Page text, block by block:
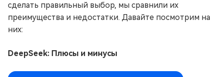
сделать правильный выбор, мы сравнили их
преимущества и недостатки. Давайте посмотрим на
них:
DeepSeek: Плюсы и минусы